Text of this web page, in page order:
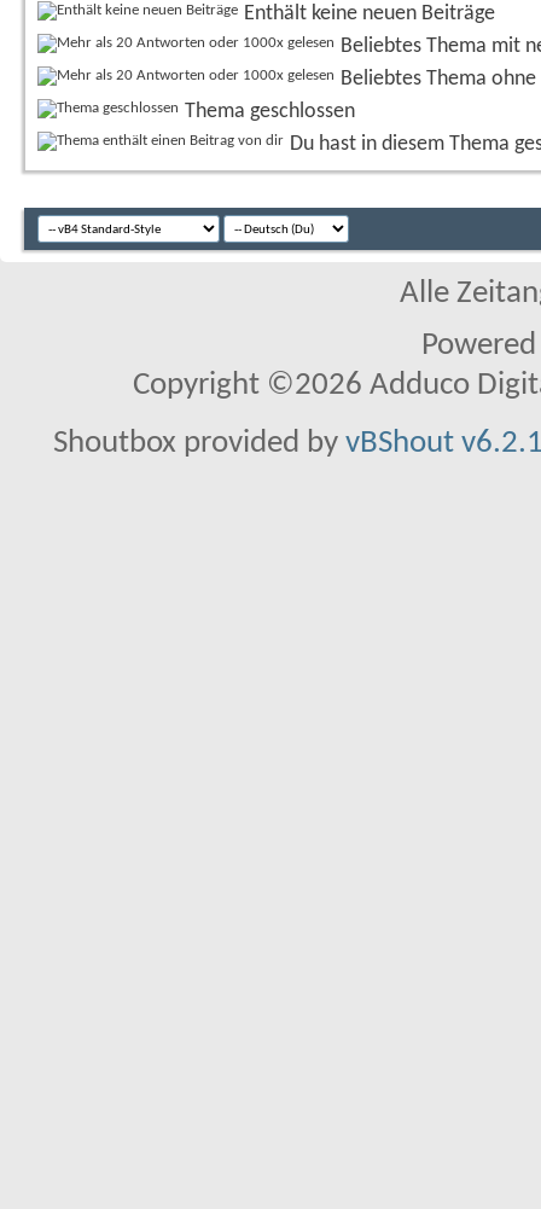
Enthält keine neuen Beiträge
Beliebtes Thema mit
Beliebtes Thema
Thema geschlossen
Du hast in diesem Thema
Alle
Copyright ©2026 Adduco
Shoutbox provided by vBShout